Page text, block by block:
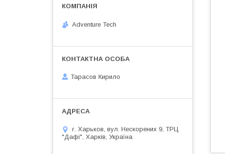
Adventure Tech
Тарасов Кирило
г. Харьков, вул. Нескорених 9, ТРЦ
"Дафі", Харків, Україна